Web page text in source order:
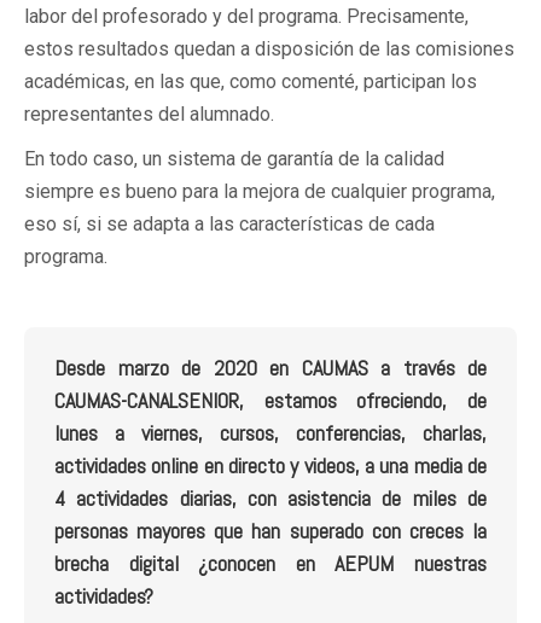
labor del profesorado y del programa. Precisamente,
estos resultados quedan a disposición de las comisiones
académicas, en las que, como comenté, participan los
representantes del alumnado.
En todo caso, un sistema de garantía de la calidad
siempre es bueno para la mejora de cualquier programa,
eso sí, si se adapta a las características de cada
programa.
Desde marzo de 2020 en CAUMAS a través de
CAUMAS-CANALSENIOR, estamos ofreciendo, de
lunes a viernes, cursos, conferencias, charlas,
actividades online en directo y videos, a una media de
4 actividades diarias, con asistencia de miles de
personas mayores que han superado con creces la
brecha digital ¿conocen en AEPUM nuestras
actividades?